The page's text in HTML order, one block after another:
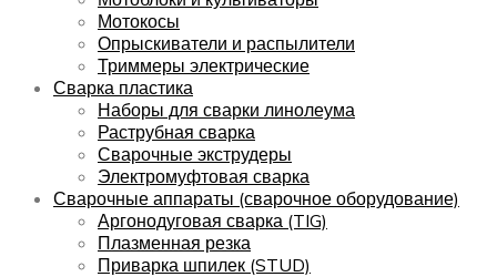
Мотокосы
Опрыскиватели и распылители
Триммеры электрические
Сварка пластика
Наборы для сварки линолеума
Раструбная сварка
Сварочные экструдеры
Электромуфтовая сварка
Сварочные аппараты (сварочное оборудование)
Аргонодуговая сварка (TIG)
Плазменная резка
Приварка шпилек (STUD)